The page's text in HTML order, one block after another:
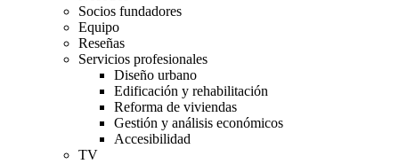
Socios fundadores
Equipo
Reseñas
Servicios profesionales
Diseño urbano
Edificación y rehabilitación
Reforma de viviendas
Gestión y análisis económicos
Accesibilidad
TV